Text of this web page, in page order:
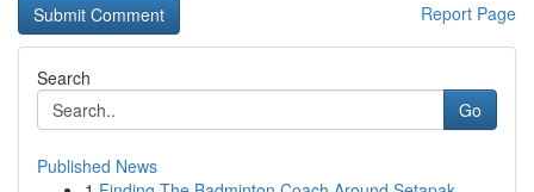
Report Page
Search
Go
Published News